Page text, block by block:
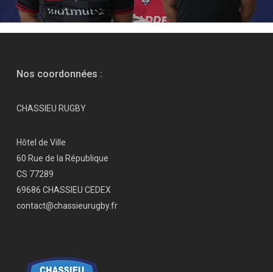
Nos coordonnées :
CHASSIEU RUGBY
Hôtel de Ville
60 Rue de la République
CS 77289
69686 CHASSIEU CEDEX
contact@chassieurugby.fr